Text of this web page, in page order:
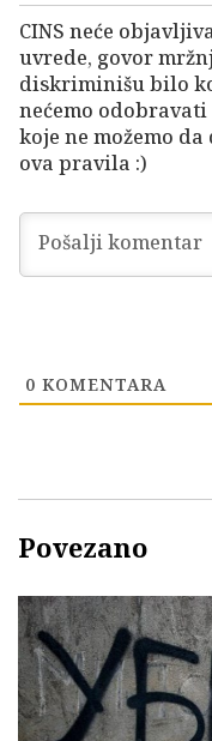
CINS neće
uvrede, govor
diskriminišu bilo
nećemo
koje ne možemo
ova pravila :)
0 KOMENTARA
Povezano